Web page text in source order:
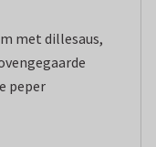
met dillesaus,
peper